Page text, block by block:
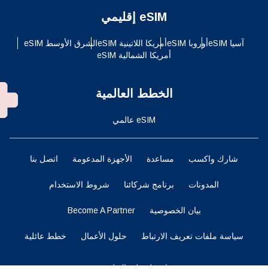
eSIM إقليمي
آسيا eSIM أوروبا eSIM أمريكا اللاتينية eSIM
الشرق الأوسط eSIM
أمريكا الشمالية eSIM
الخطط العالمية
eSIM عالمي
شارك واكسب مساعدة الأجهزة المدعومة اتصل بنا
المدونات برنامج شركائنا شروط الاستخدام
بيان الخصوصية Become A Partner
سياسة ملفات تعريف الارتباط حلول الأعمال خطط عائلية